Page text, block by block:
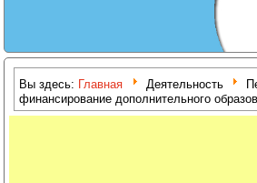
Вы здесь: Главная Деятельность
финансирование дополнительного